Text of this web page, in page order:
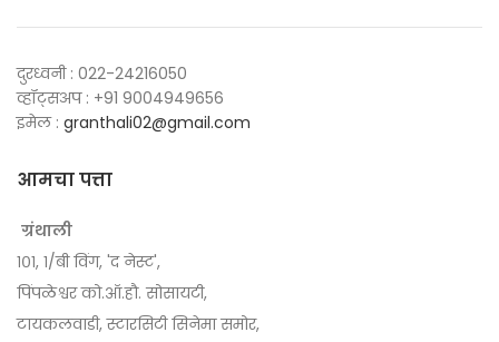
दुरध्वनी : 022-24216050
व्हॉट्सअप : +91 9004949656
इमेल : granthali02@gmail.com
आमचा पत्ता
ग्रंथाली
१०१, १/बी विंग, 'द नेस्ट',
पिंपळेश्वर को.ऑ.हौ. सोसायटी,
टायकलवाडी, स्टारसिटी सिनेमा समोर,